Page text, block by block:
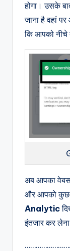
होगा। उसके
जाना है वहां
कि आपको नीचे
अब आपका
और आपको कुछ
Analytic
इंतजार कर